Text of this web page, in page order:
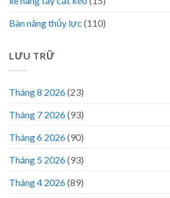
Bàn nâng thủy lực (110)
LƯU TRỮ
Tháng 8 2026(23)
Tháng 7 2026(93)
Tháng 6 2026(90)
Tháng 5 2026(93)
Tháng 4 2026(89)